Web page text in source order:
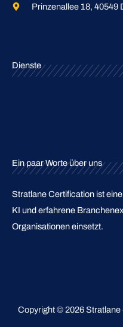
Prinzenallee 18, 40549
Dienste
Ein paar Worte über uns
Stratlane Certification ist
KI und erfahrene
Organisationen einsetzt.
Copyright © 2026 Stratlane